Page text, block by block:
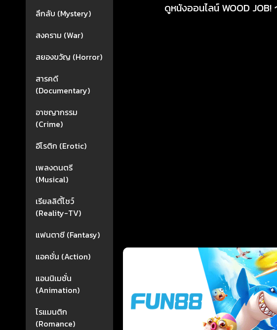
ลึกลับ (Mystery)
สงคราม (War)
สยองขวัญ (Horror)
สารคดี
(Documentary)
อาชญากรรม
(Crime)
อีโรติก (Erotic)
เพลงดนตรี
(Musical)
เรียลลิตี้โชว์
(Reality-TV)
แฟนตาซี (Fantasy)
แอคชั่น (Action)
แอนนิเมชั่น
(Animation)
โรแมนติก
(Romance)
ดูหนังออนไลน์ WOOD